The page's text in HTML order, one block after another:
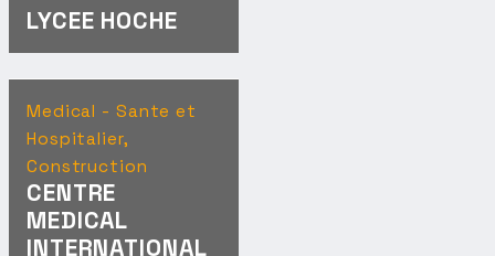
LYCEE HOCHE
Medical - Sante et
Hospitalier,
Construction
CENTRE
MEDICAL
INTERNATIONAL